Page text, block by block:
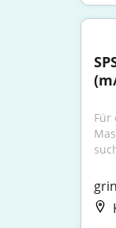
Für